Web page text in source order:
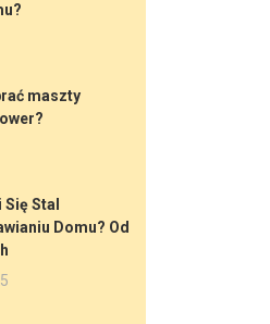
maszty
Stal
Domu? Od